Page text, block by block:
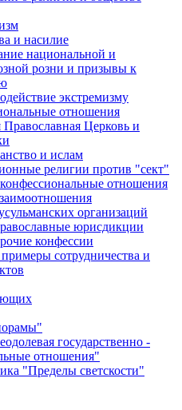
и насилие
национальной и
розни и призывы к
экстремизму
отношения
Православная Церковь и
и ислам
религии против "сект"
отношения
организаций
юрисдикции
конфессии
сотрудничества и
государственно -
отношения"
"Пределы светскости"